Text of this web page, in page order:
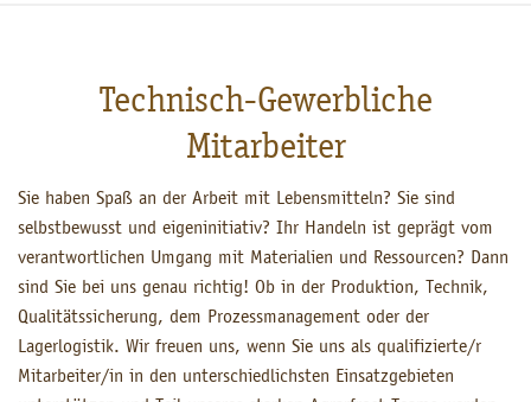
Technisch-Gewerbliche
Mitarbeiter
Sie haben Spaß an der Arbeit mit Lebensmitteln? Sie sind
selbstbewusst und eigeninitiativ? Ihr Handeln ist geprägt vom
verantwortlichen Umgang mit Materialien und Ressourcen? Dann
sind Sie bei uns genau richtig! Ob in der Produktion, Technik,
Qualitätssicherung, dem Prozessmanagement oder der
Lagerlogistik. Wir freuen uns, wenn Sie uns als qualifizierte/r
Mitarbeiter/in in den unterschiedlichsten Einsatzgebieten